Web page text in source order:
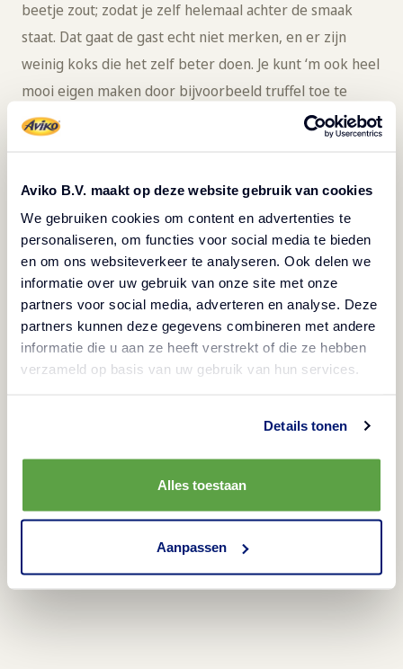
Aviko B.V. maakt op deze website gebruik van cookies
We gebruiken cookies om content en advertenties te
personaliseren, om functies voor social media te bieden
en om ons websiteverkeer te analyseren. Ook delen we
informatie over uw gebruik van onze site met onze
partners voor social media, adverteren en analyse. Deze
partners kunnen deze gegevens combineren met andere
informatie die u aan ze heeft verstrekt of die ze hebben
verzameld op basis van uw gebruik van hun services.
Details tonen
Alles toestaan
Aanpassen
beetje zout; zodat je zelf helemaal achter de smaak
staat. Dat gaat de gast echt niet merken, en er zijn
weinig koks die het zelf beter doen. Je kunt ‘m ook heel
mooi eigen maken door bijvoorbeeld truffel toe te
voegen. Tijdens de wedstrijd Passion for Plating voegde
ik een reductie van de saus van langoustine toe als
Mallorcaanse amandelen en verse kruiden.’
Probeer het recept van
Chef Davy
bespaart als indruk maakt? Probeer dan het recept van
Davy Roord met Aviko's Mashed Potatoes als basis.
Hiermee laat hij zien hoe je niet alleen tijd bespaart,
maar ook creatief kan zijn met kant-en-klaarproducten: